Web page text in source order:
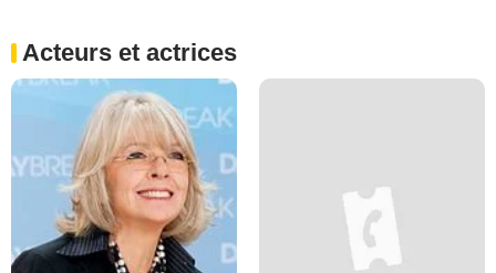
Acteurs et actrices